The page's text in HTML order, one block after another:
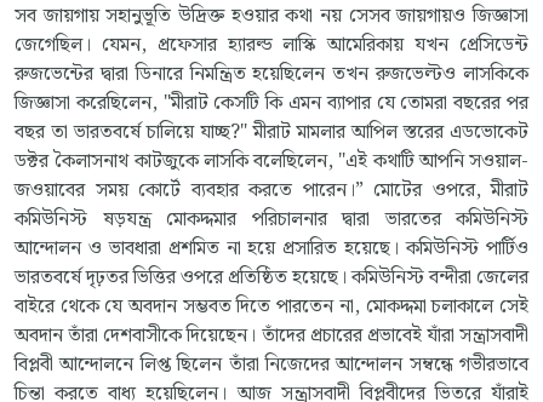
সব জায়গায় সহানুভূতি উদ্রিক্ত হওয়ার কথা নয় সেসব জায়গায়ও জিজ্ঞাসা
জেগেছিল। যেমন, প্রফেসার হ্যারল্ড লাস্কি আমেরিকায় যখন প্রেসিডেন্ট
রুজভেন্টের দ্বারা ডিনারে নিমন্ত্রিত হয়েছিলেন তখন রুজভেল্টও লাসকিকে
জিজ্ঞাসা করেছিলেন, "মীরাট কেসটি কি এমন ব্যাপার যে তোমরা বছরের পর
বছর তা ভারতবর্ষে চালিয়ে যাচ্ছ?" মীরাট মামলার আপিল স্তরের এডভোকেট
ডক্টর কৈলাসনাথ কাটজুকে লাসকি বলেছিলেন, "এই কথাটি আপনি সওয়াল-
জওয়াবের সময় কোর্টে ব্যবহার করতে পারেন।” মোটের ওপরে, মীরাট
কমিউনিস্ট ষড়যন্ত্র মোকদ্দমার পরিচালনার দ্বারা ভারতের কমিউনিস্ট
আন্দোলন ও ভাবধারা প্রশমিত না হয়ে প্রসারিত হয়েছে। কমিউনিস্ট পার্টিও
ভারতবর্ষে দৃঢ়তর ভিত্তির ওপরে প্রতিষ্ঠিত হয়েছে। কমিউনিস্ট বন্দীরা জেলের
বাইরে থেকে যে অবদান সম্ভবত দিতে পারতেন না, মোকদ্দমা চলাকালে সেই
অবদান তাঁরা দেশবাসীকে দিয়েছেন। তাঁদের প্রচারের প্রভাবেই যাঁরা সন্ত্রাসবাদী
বিপ্লবী আন্দোলনে লিপ্ত ছিলেন তাঁরা নিজেদের আন্দোলন সম্বন্ধে গভীরভাবে
চিন্তা করতে বাধ্য হয়েছিলেন। আজ সন্ত্রাসবাদী বিপ্লবীদের ভিতরে যাঁরাই